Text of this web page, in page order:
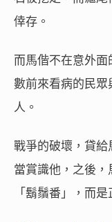
倖存。
而馬偕不在意外
數前來看病的民眾
人。
戰爭的破壞，貸給
當賞識他，之後，
「鬍鬚番」，而